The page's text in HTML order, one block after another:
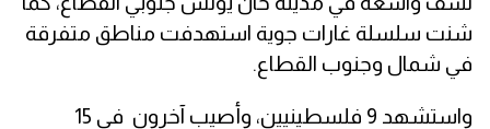
شنت سلسلة غارات جوية استهدفت مناطق متفرقة
في شمال وجنوب القطاع.
واستشهد 9 فلسطينيين، وأصيب آخرون في 15